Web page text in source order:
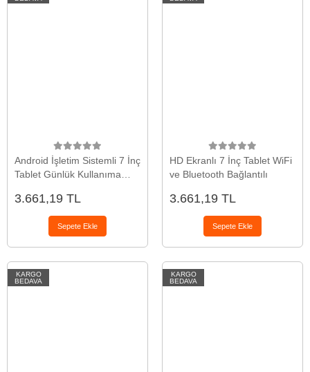
Android İşletim Sistemli 7 İnç
Tablet Günlük Kullanıma
3.661,19 TL
Sepete Ekle
HD Ekranlı 7 İnç Tablet WiFi
ve Bluetooth Bağlantılı
3.661,19 TL
Sepete Ekle
KARGO
BEDAVA
KARGO
BEDAVA